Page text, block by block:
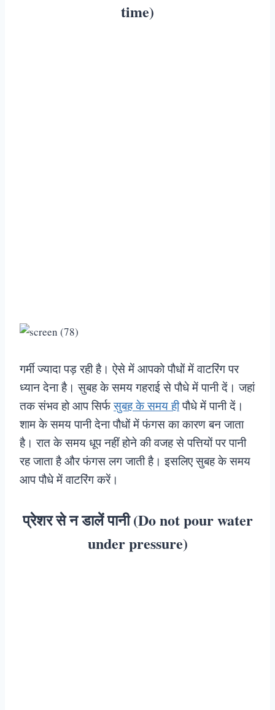
time)
गर्मी ज्यादा पड़ रही है। ऐसे में आपको पौधों में वाटरिंग पर
ध्यान देना है। सुबह के समय गहराई से पौधे में पानी दें। जहां
तक संभव हो आप सिर्फसुबह के समय हीपौधे में पानी दें।
शाम के समय पानी देना पौधों में फंगस का कारण बन जाता
है। रात के समय धूप नहीं होने की वजह से पत्तियों पर पानी
रह जाता है और फंगस लग जाती है। इसलिए सुबह के समय
आप पौधे में वाटरिंग करें।
प्रेशर से न डालें पानी (Do not pour water
under pressure)